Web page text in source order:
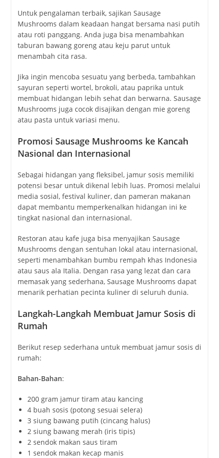
Untuk pengalaman terbaik, sajikan Sausage
Mushrooms dalam keadaan hangat bersama nasi putih
atau roti panggang. Anda juga bisa menambahkan
taburan bawang goreng atau keju parut untuk
menambah cita rasa.
Jika ingin mencoba sesuatu yang berbeda, tambahkan
sayuran seperti wortel, brokoli, atau paprika untuk
membuat hidangan lebih sehat dan berwarna. Sausage
Mushrooms juga cocok disajikan dengan mie goreng
atau pasta untuk variasi menu.
Promosi Sausage Mushrooms ke Kancah
Nasional dan Internasional
Sebagai hidangan yang fleksibel, jamur sosis memiliki
potensi besar untuk dikenal lebih luas. Promosi melalui
media sosial, festival kuliner, dan pameran makanan
dapat membantu memperkenalkan hidangan ini ke
tingkat nasional dan internasional.
Restoran atau kafe juga bisa menyajikan Sausage
Mushrooms dengan sentuhan lokal atau internasional,
seperti menambahkan bumbu rempah khas Indonesia
atau saus ala Italia. Dengan rasa yang lezat dan cara
memasak yang sederhana, Sausage Mushrooms dapat
menarik perhatian pecinta kuliner di seluruh dunia.
Langkah-Langkah Membuat Jamur Sosis di
Rumah
Berikut resep sederhana untuk membuat jamur sosis di
rumah:
Bahan-Bahan:
200 gram jamur tiram atau kancing
4 buah sosis (potong sesuai selera)
3 siung bawang putih (cincang halus)
2 siung bawang merah (iris tipis)
2 sendok makan saus tiram
1 sendok makan kecap manis